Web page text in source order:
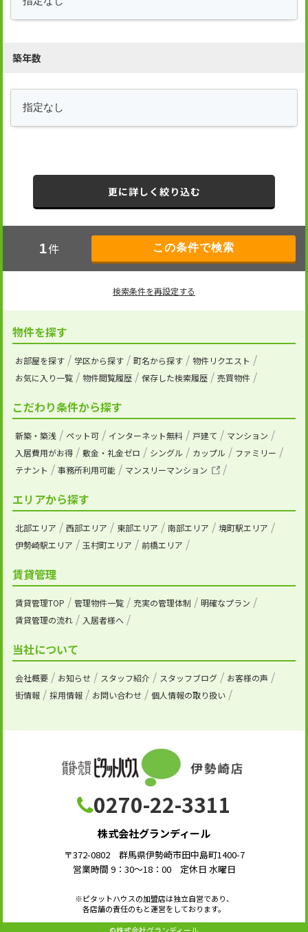
築年数
更に詳しく絞り込む
1件
検索条件を再設定する
物件を探す
お部屋を探す 学区から探す 町名から探す
物件リクエスト
お気に入り一覧
物件閲覧履歴 保存した検索履歴 売買物件
こだわり条件から探す
新築・築浅 ペット可 インターネット無料 戸建て
マンション
入居費用がお得
敷金・礼金ゼロ シングル カップル
ファミリー
テナント
事務所利用可能 マンスリーマンション
エリアから探す
北部エリア 西部エリア 東部エリア 南部エリア
境町駅エリア
伊勢崎駅エリア
玉村町エリア 前橋エリア
賃貸管理
賃貸管理TOP 管理物件一覧 充実の管理体制
明確なプラン
賃貸管理の流れ
入居者様へ
当社について
会社概要 お知らせ スタッフ紹介 スタッフブログ
お客様の声
街情報
採用情報 お問い合わせ 個人情報の取り扱い
0270-22-3311
株式会社グランディール
〒372-0802 群馬県伊勢崎市田中島町1400-7
営業時間 9：30～18：00 定休日 水曜日
※ピタットハウスの加盟店は独立自営であり、
各店舗の責任のもと運営をしております。